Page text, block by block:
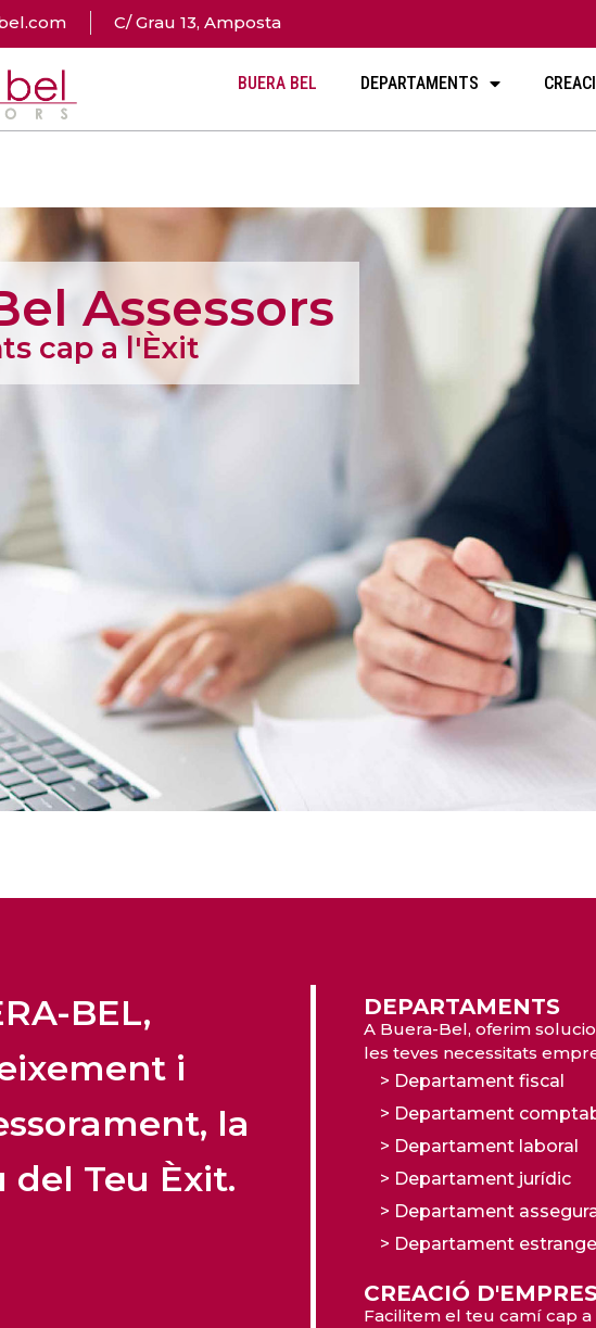
C/ Grau 13, Amposta
BUERA BEL DEPARTAMENTS
Assessors
cap a l'Èxit
BEL,
i
la
del Teu Èxit.
DEPARTAMENTS
A Buera-Bel, oferim
les teves necessitats
> Departament fiscal
> Departament
> Departament laboral
> Departament jurídic
> Departament
> Departament
CREACIÓ
Facilitem el teu camí cap a